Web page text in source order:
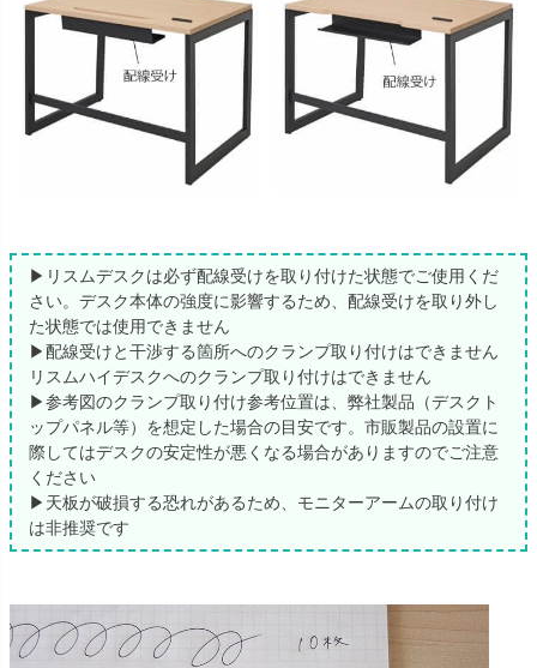
▶リスムデスクは必ず配線受けを取り付けた状態でご使用くだ
さい。デスク本体の強度に影響するため、配線受けを取り外し
た状態では使用できません
▶配線受けと干渉する箇所へのクランプ取り付けはできません
リスムハイデスクへのクランプ取り付けはできません
▶参考図のクランプ取り付け参考位置は、弊社製品（デスクト
ップパネル等）を想定した場合の目安です。市販製品の設置に
際してはデスクの安定性が悪くなる場合がありますのでご注意
ください
▶天板が破損する恐れがあるため、モニターアームの取り付け
は非推奨です